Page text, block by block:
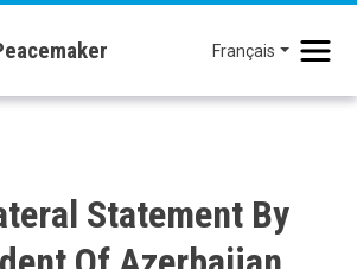
Français
Statement By